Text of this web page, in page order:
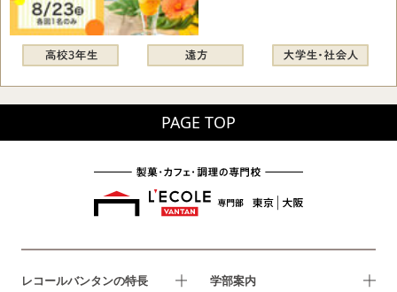
PAGE TOP
レコールバンタンの特長 学部案内